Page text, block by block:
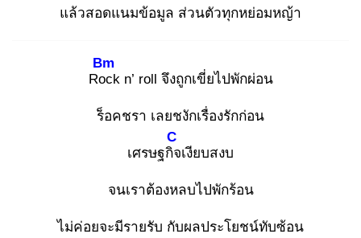
แล้วสอดแนมข้อมูล ส่วนตัวทุกหย่อมหญ้า
Roc
Bm
k n’ roll จึงถูกเขี่ยไปพักผ่อน
ร็อคชรา เลยชงักเรื่องรักก่อน
เศรษฐกิจ
C
เงียบสงบ
จนเราต้องหลบไปพักร้อน
ไม่ค่อยจะมีรายรับ กับผลประโยชน์ทับซ้อน